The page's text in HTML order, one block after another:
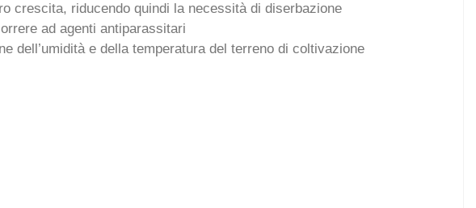
crescita, riducendo quindi la necessità di diserbazione
ad agenti antiparassitari
dell’umidità e della temperatura del terreno di coltivazione